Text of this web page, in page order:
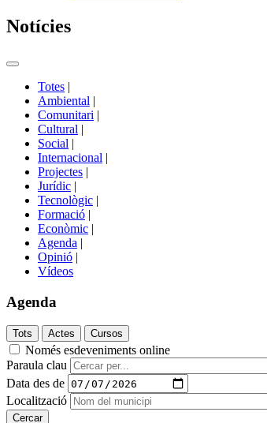
Notícies
Commutador
portals
Totes |
Ambiental |
Comunitari |
Cultural |
Social |
Internacional |
Projectes |
Jurídic |
Tecnològic |
Formació |
Econòmic |
Agenda |
Opinió |
Vídeos
Agenda
Només esdeveniments online
Paraula clau
Data des de
Localització